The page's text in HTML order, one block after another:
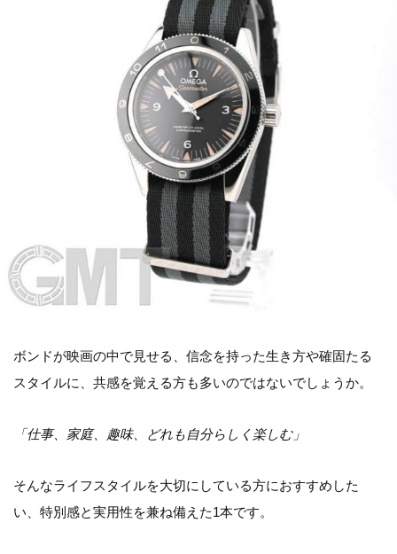
ボンドが映画の中で見せる、信念を持った生き方や確固たる
スタイルに、共感を覚える方も多いのではないでしょうか。
「仕事、家庭、趣味、どれも自分らしく楽しむ」
そんなライフスタイルを大切にしている方におすすめした
い、特別感と実用性を兼ね備えた1本です。